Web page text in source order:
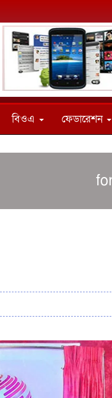
বিওএ ফেডারেশন